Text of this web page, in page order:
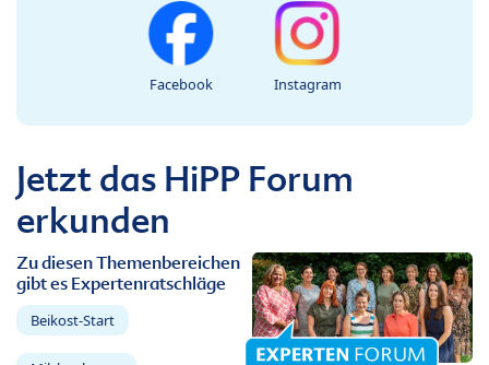
Facebook Instagram
Jetzt das HiPP Forum
erkunden
Zu diesen Themenbereichen
gibt es Expertenratschläge
Beikost-Start